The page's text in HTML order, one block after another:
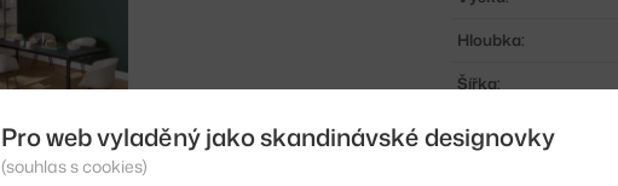
Hloubka:
Šířka:
Područky:
Pro web vyladěný jako skandinávské designovky
(souhlas s cookies)